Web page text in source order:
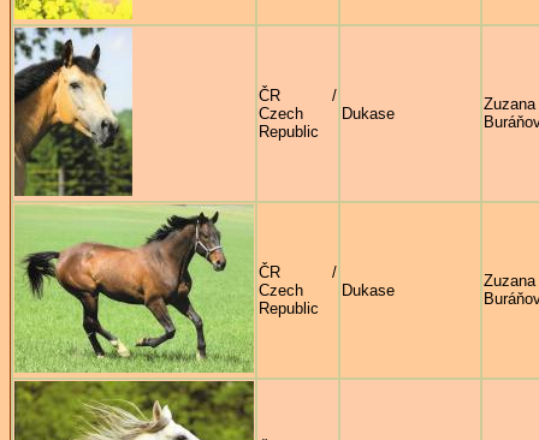
ČR /
Czech
Republic
Dukase
Zuzana
ČR /
Czech
Republic
Dukase
Zuzana